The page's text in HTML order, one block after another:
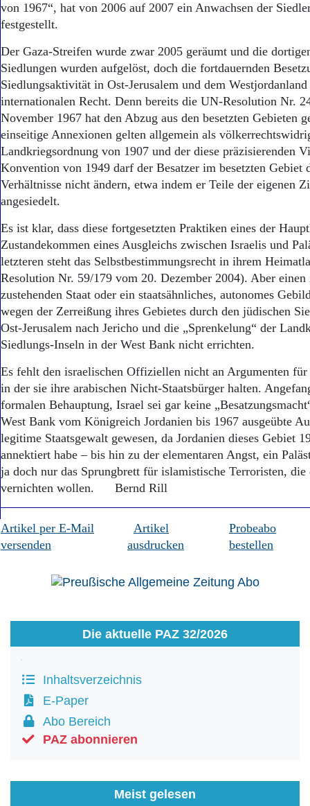
von 1967“, hat von 2006 auf 2007 ein Anwachsen der
festgestellt.
Der Gaza-Streifen wurde zwar 2005 geräumt und die
Siedlungen wurden aufgelöst, doch die fortdauernden
Siedlungsaktivität in Ost-Jerusalem und dem
internationalen Recht. Denn bereits die UN-Resolution Nr.
November 1967 hat den Abzug aus den besetzten Gebieten
einseitige Annexionen gelten allgemein als
Landkriegsordnung von 1907 und der diese präzisierenden
Konvention von 1949 darf der Besatzer im besetzten Gebiet
Verhältnisse nicht ändern, etwa indem er Teile der eigenen
angesiedelt.
Es ist klar, dass diese fortgesetzten Praktiken eines der
Zustandekommen eines Ausgleichs zwischen Israelis und
letzteren steht das Selbstbestimmungsrecht in ihrem
Resolution Nr. 59/179 vom 20. Dezember 2004). Aber einen
zustehenden Staat oder ein staatsähnliches, autonomes
wegen der Zerreißung ihres Gebietes durch den jüdischen
Ost-Jerusalem nach Jericho und die „Sprenkelung“ der
Siedlungs-Inseln in der West Bank nicht errichten.
Es fehlt den israelischen Offiziellen nicht an Argumenten
in der sie ihre arabischen Nicht-Staatsbürger halten.
formalen Behauptung, Israel sei gar keine
West Bank vom Königreich Jordanien bis 1967 ausgeübte
legitime Staatsgewalt gewesen, da Jordanien dieses Gebiet
annektiert habe – bis hin zu der elementaren Angst, ein
ja doch nur das Sprungbrett für islamistische Terroristen, die
vernichten wollen. Bernd Rill
Artikel per E-Mail
versenden
Artikel
ausdrucken
Probeabo
bestellen
Die aktuelle PAZ 32/2026
Inhaltsverzeichnis
E-Paper
Abo Bereich
PAZ abonnieren
Meist gelesen